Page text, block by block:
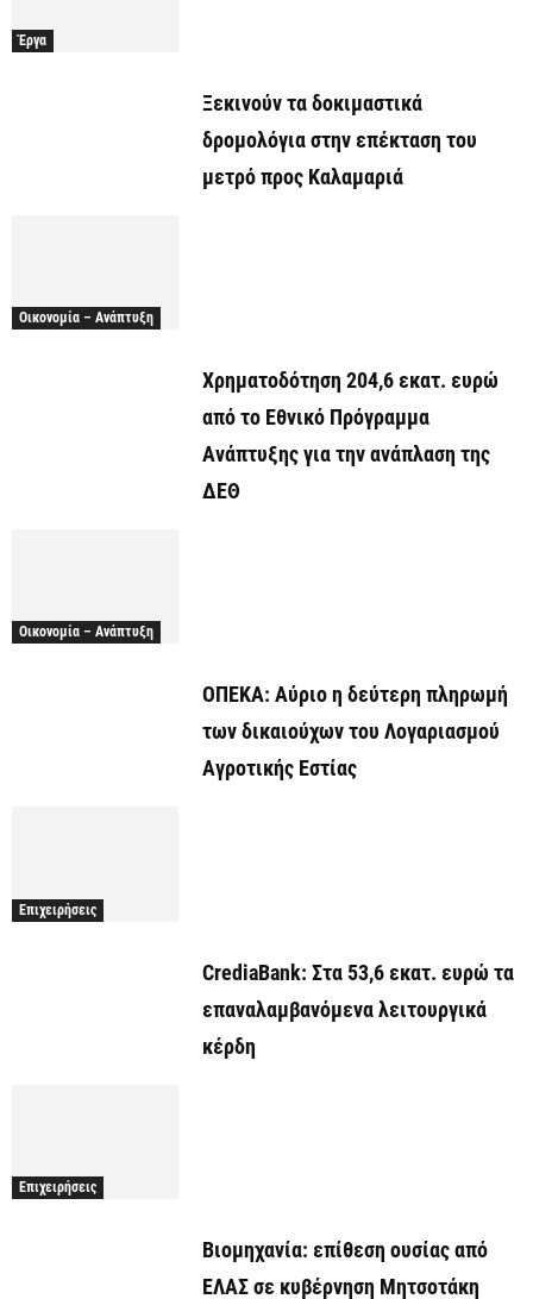
Έργα
Ξεκινούν τα δοκιμαστικά
δρομολόγια στην επέκταση του
μετρό προς Καλαμαριά
Οικονομία – Ανάπτυξη
Χρηματοδότηση 204,6 εκατ. ευρώ
από το Εθνικό Πρόγραμμα
Ανάπτυξης για την ανάπλαση της
ΔΕΘ
Οικονομία – Ανάπτυξη
ΟΠΕΚΑ: Αύριο η δεύτερη πληρωμή
των δικαιούχων του Λογαριασμού
Αγροτικής Εστίας
Επιχειρήσεις
CrediaBank: Στα 53,6 εκατ. ευρώ τα
επαναλαμβανόμενα λειτουργικά
κέρδη
Επιχειρήσεις
Βιομηχανία: επίθεση ουσίας από
ΕΛΑΣ σε κυβέρνηση Μητσοτάκη